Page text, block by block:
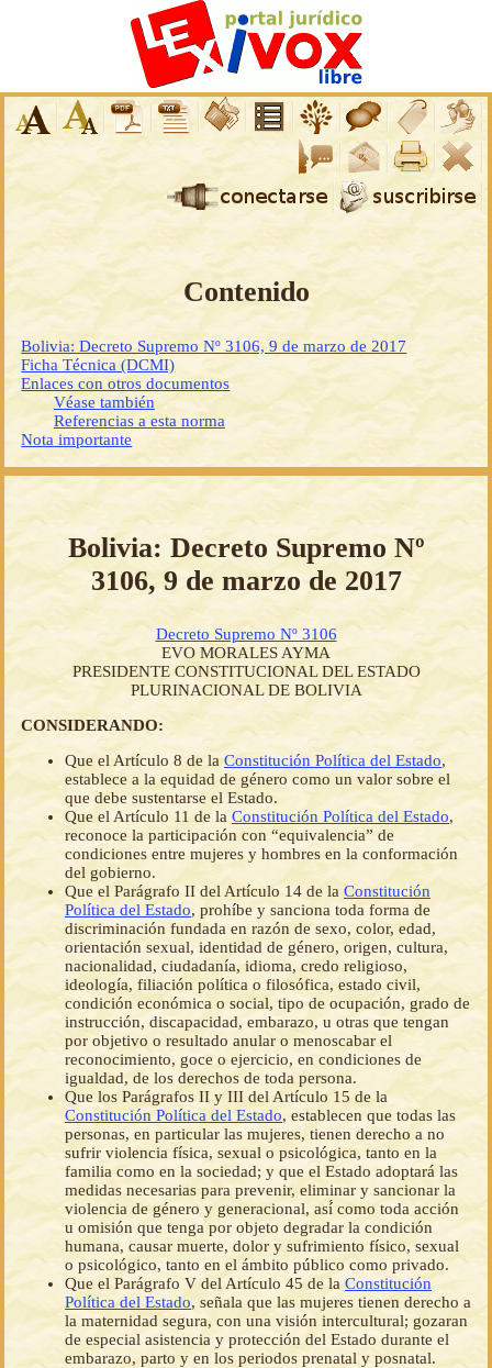
Contenido
Bolivia: Decreto Supremo Nº 3106, 9 de marzo de 2017
Ficha Técnica (DCMI)
Enlaces con otros documentos
Véase también
Referencias a esta norma
Nota importante
Bolivia: Decreto Supremo Nº
3106, 9 de marzo de 2017
Decreto Supremo Nº 3106
EVO MORALES AYMA
PRESIDENTE CONSTITUCIONAL DEL ESTADO
PLURINACIONAL DE BOLIVIA
CONSIDERANDO:
Que el Artículo 8 de la Constitución Política del Estado,
establece a la equidad de género como un valor sobre el
que debe sustentarse el Estado.
Que el Artículo 11 de la Constitución Política del Estado,
reconoce la participación con “equivalencia” de
condiciones entre mujeres y hombres en la conformación
del gobierno.
Que el Parágrafo II del Artículo 14 de la Constitución
Política del Estado, prohíbe y sanciona toda forma de
discriminación fundada en razón de sexo, color, edad,
orientación sexual, identidad de género, origen, cultura,
nacionalidad, ciudadanía, idioma, credo religioso,
ideología, filiación política o filosófica, estado civil,
condición económica o social, tipo de ocupación, grado de
instrucción, discapacidad, embarazo, u otras que tengan
por objetivo o resultado anular o menoscabar el
reconocimiento, goce o ejercicio, en condiciones de
igualdad, de los derechos de toda persona.
Que los Parágrafos II y III del Artículo 15 de la
Constitución Política del Estado, establecen que todas las
personas, en particular las mujeres, tienen derecho a no
sufrir violencia física, sexual o psicológica, tanto en la
familia como en la sociedad; y que el Estado adoptará las
medidas necesarias para prevenir, eliminar y sancionar la
violencia de género y generacional, así́ como toda acción
u omisión que tenga por objeto degradar la condición
humana, causar muerte, dolor y sufrimiento físico, sexual
o psicológico, tanto en el ámbito público como privado.
Que el Parágrafo V del Artículo 45 de la Constitución
Política del Estado, señala que las mujeres tienen derecho a
la maternidad segura, con una visión intercultural; gozaran
de especial asistencia y protección del Estado durante el
embarazo, parto y en los periodos prenatal y posnatal.